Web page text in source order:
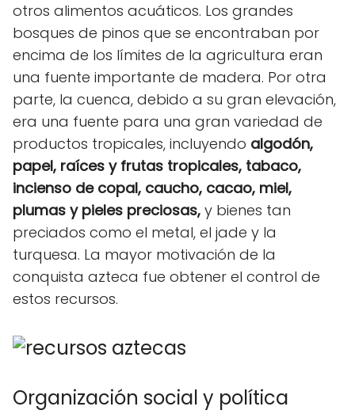
otros alimentos acuáticos. Los grandes
bosques de pinos que se encontraban por
encima de los límites de la agricultura eran
una fuente importante de madera. Por otra
parte, la cuenca, debido a su gran elevación,
era una fuente para una gran variedad de
productos tropicales, incluyendo algodón,
papel, raíces y frutas tropicales, tabaco,
incienso de copal, caucho, cacao, miel,
plumas y pieles preciosas, y bienes tan
preciados como el metal, el jade y la
turquesa. La mayor motivación de la
conquista azteca fue obtener el control de
estos recursos.
Organización social y política